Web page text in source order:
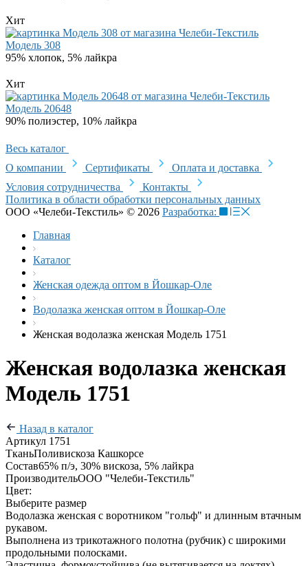
Хит
Модель 308
95% хлопок, 5% лайкра
Хит
Модель 20648
90% полиэстер, 10% лайкра
Весь каталог
О компании
Сертификаты
Оплата и доставка
Условия сотрудничества
Контакты
Политика в области обработки персональных данных
ООО «Челеби-Текстиль» © 2026 Разработка:
Главная
Каталог
Женская одежда оптом в Йошкар-Оле
Водолазка женская оптом в Йошкар-Оле
Женская водолазка женская Модель 1751
Женская водолазка женская
Модель 1751
Назад в каталог
Артикул 1751
ТканьПоливискоза Кашкорсе
Состав65% п/э, 30% вискоза, 5% лайкра
ПроизводительООО "Челеби-Текстиль"
Цвет:
Выберите размер
Водолазка женская с воротником "гольф" и длинным втачным
рукавом.
Выполнена из трикотажного полотна (рубчик) с широкими
продольными полосками.